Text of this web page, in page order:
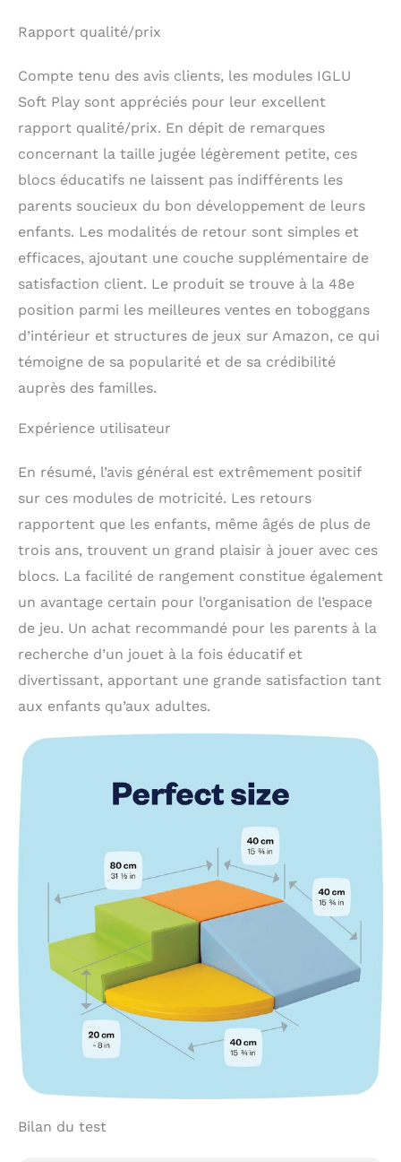
Rapport qualité/prix
Compte tenu des avis clients, les modules IGLU
Soft Play sont appréciés pour leur excellent
rapport qualité/prix. En dépit de remarques
concernant la taille jugée légèrement petite, ces
blocs éducatifs ne laissent pas indifférents les
parents soucieux du bon développement de leurs
enfants. Les modalités de retour sont simples et
efficaces, ajoutant une couche supplémentaire de
satisfaction client. Le produit se trouve à la 48e
position parmi les meilleures ventes en toboggans
d’intérieur et structures de jeux sur Amazon, ce qui
témoigne de sa popularité et de sa crédibilité
auprès des familles.
Expérience utilisateur
En résumé, l’avis général est extrêmement positif
sur ces modules de motricité. Les retours
rapportent que les enfants, même âgés de plus de
trois ans, trouvent un grand plaisir à jouer avec ces
blocs. La facilité de rangement constitue également
un avantage certain pour l’organisation de l’espace
de jeu. Un achat recommandé pour les parents à la
recherche d’un jouet à la fois éducatif et
divertissant, apportant une grande satisfaction tant
aux enfants qu’aux adultes.
Bilan du test